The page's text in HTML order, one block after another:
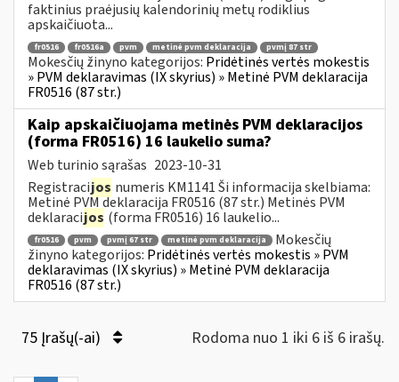
faktinius praėjusių kalendorinių metų rodiklius
apskaičiuota...
fr0516 fr0516a pvm metinė pvm deklaracija pvmį 87 str
Mokesčių žinyno kategorijos: Pridėtinės vertės mokestis
» PVM deklaravimas (IX skyrius) » Metinė PVM deklaracija
FR0516 (87 str.)
Kaip apskaičiuojama metinės PVM deklaracijos
(forma FR0516) 16 laukelio suma?
Web turinio sąrašas 2023-10-31
Registracijos numeris KM1141 Ši informacija skelbiama:
Metinė PVM deklaracija FR0516 (87 str.) Metinės PVM
deklaracijos (forma FR0516) 16 laukelio...
fr0516 pvm pvmį 67 str metinė pvm deklaracija
Mokesčių
žinyno kategorijos: Pridėtinės vertės mokestis » PVM
deklaravimas (IX skyrius) » Metinė PVM deklaracija
FR0516 (87 str.)
75 Įrašų(-ai) Rodoma nuo 1 iki 6 iš 6 irašų.